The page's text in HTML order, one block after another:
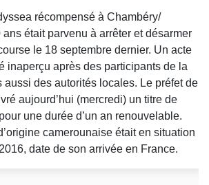
récompensé à Chambéry/
était parvenu à arrêter et désarmer
le 18 septembre dernier. Un acte
inaperçu après des participants de la
aussi des autorités locales. Le préfet de
aujourd’hui (mercredi) un titre de
une durée d’un an renouvelable.
camerounaise était en situation
date de son arrivée en France.